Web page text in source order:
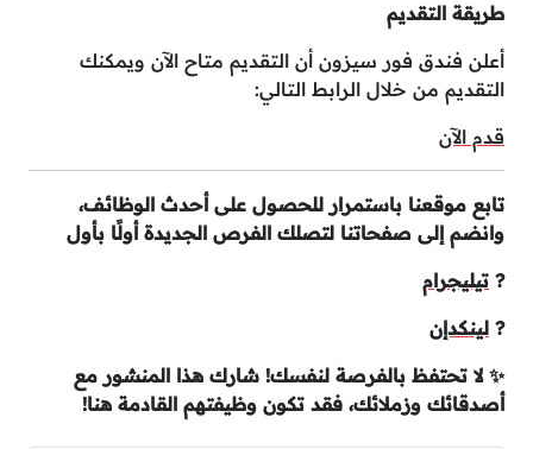
طريقة التقديم
أعلن فندق فور سيزون أن التقديم متاح الآن ويمكنك
التقديم من خلال الرابط التالي:
قدم الآن
تابع موقعنا باستمرار للحصول على أحدث الوظائف،
وانضم إلى صفحاتنا لتصلك الفرص الجديدة أولًا بأول
? تيليجرام
? لينكدإن
✨ لا تحتفظ بالفرصة لنفسك! شارك هذا المنشور مع
أصدقائك وزملائك، فقد تكون وظيفتهم القادمة هنا!